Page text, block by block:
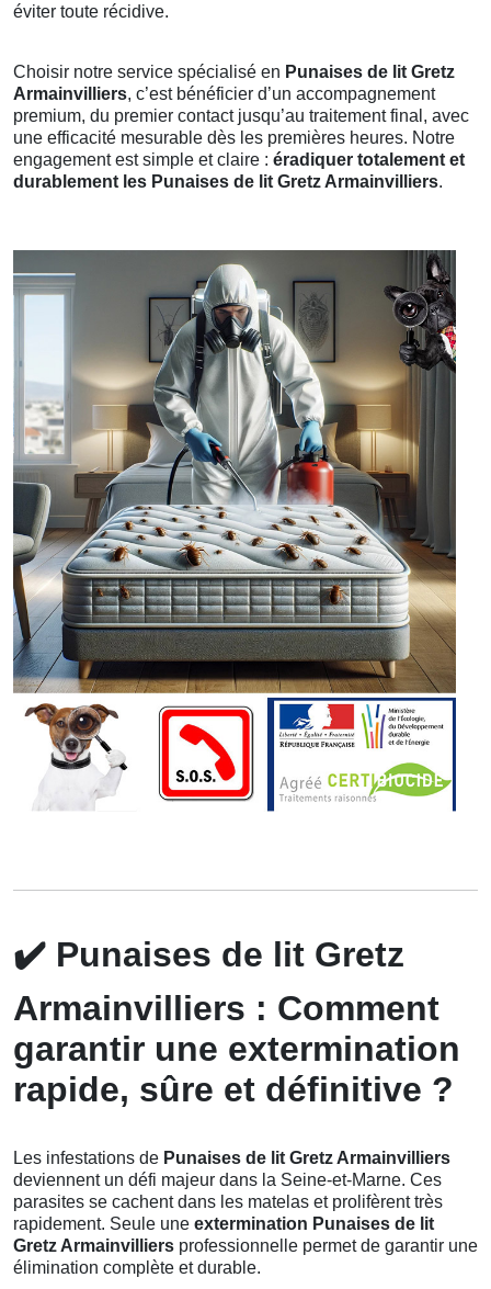
éviter toute récidive.
Choisir notre service spécialisé en Punaises de lit Gretz
Armainvilliers, c’est bénéficier d’un accompagnement
premium, du premier contact jusqu’au traitement final, avec
une efficacité mesurable dès les premières heures. Notre
engagement est simple et claire : éradiquer totalement et
durablement les Punaises de lit Gretz Armainvilliers.
✔️ Punaises de lit Gretz
Armainvilliers : Comment
garantir une extermination
rapide, sûre et définitive ?
Les infestations de Punaises de lit Gretz Armainvilliers
deviennent un défi majeur dans la Seine-et-Marne. Ces
parasites se cachent dans les matelas et prolifèrent très
rapidement. Seule une extermination Punaises de lit
Gretz Armainvilliers professionnelle permet de garantir une
élimination complète et durable.